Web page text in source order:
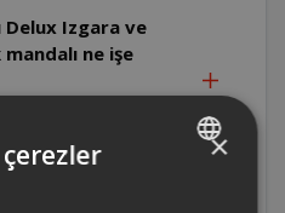
Delux Izgara ve
ne işe
Izgara ve
modunda
×